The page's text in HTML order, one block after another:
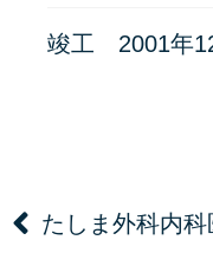
竣工 2001年
たしま外科内科